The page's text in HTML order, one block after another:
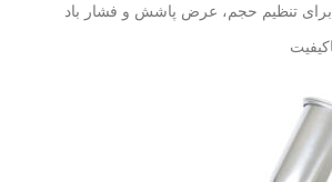
برای تنظیم حجم، عرض پاشش و فشار باد